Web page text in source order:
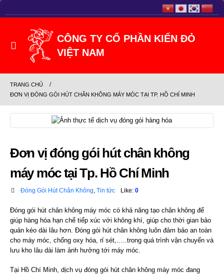
TRANG CHỦ
ĐƠN VỊ ĐÓNG GÓI HÚT CHÂN KHÔNG MÁY MÓC TẠI TP. HỒ CHÍ MINH
Đơn vị đóng gói hút chân không
máy móc tại Tp. Hồ Chí Minh
Đóng Gói Hút Chân Không Tin tức Like: 0
Đóng gói hút chân không máy móc có khả năng tạo chân không để
giúp hàng hóa hạn chế tiếp xúc với không khí, giúp cho thời gian bảo
quản kéo dài lâu hơn. Đóng gói hút chân không luôn đảm bảo an toàn
cho máy móc, chống oxy hóa, rỉ sét,…..trong quá trình vận chuyển và
lưu kho lâu dài làm ảnh hưởng tới máy móc.
Tại Hồ Chí Minh, dịch vụ đóng gói hút chân không máy móc đang